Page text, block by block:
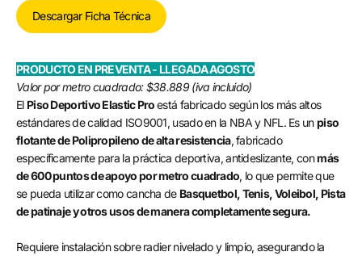
Descargar Ficha Técnica
PRODUCTO EN PREVENTA - LLEGADA AGOSTO
Valor por metro cuadrado: $38.889 (iva incluido)
El Piso Deportivo Elastic Proestá fabricado según los más altos
estándares de calidad ISO9001, usado en la NBA y NFL. Es unpiso
flotante de Polipropileno de alta resistencia, fabricado
específicamente para la práctica deportiva, antideslizante, conmás
de 600 puntos de apoyo por metro cuadrado, lo que permite que
se pueda utilizar como cancha de Basquetbol, Tenis, Voleibol, Pista
de patinaje y otros usos de manera completamente segura.
Requiere instalación sobre radier nivelado y limpio, asegurando la